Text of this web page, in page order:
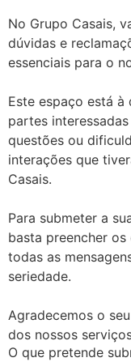
No Grupo Casais,
dúvidas e
essenciais para o
Este espaço está
partes
questões ou
interações que
Casais.
Para submeter a
basta preencher
todas as
seriedade.
Agradecemos o
dos nossos
O que pretende